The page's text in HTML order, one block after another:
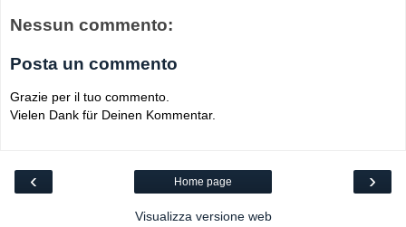
Nessun commento:
Posta un commento
Grazie per il tuo commento.
Vielen Dank für Deinen Kommentar.
‹ ›
Home page
Visualizza versione web